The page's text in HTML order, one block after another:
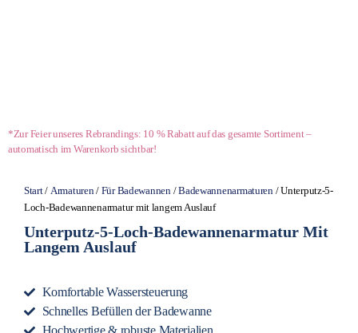
*Zur Feier unseres Rebrandings: 10 % Rabatt auf das gesamte Sortiment –
automatisch im Warenkorb sichtbar!
Start/ Armaturen / Für Badewannen /Badewannenarmaturen / Unterputz-5-
Loch-Badewannenarmatur mit langem Auslauf
Unterputz-5-Loch-Badewannenarmatur Mit
Langem Auslauf
Komfortable Wassersteuerung
Schnelles Befüllen der Badewanne